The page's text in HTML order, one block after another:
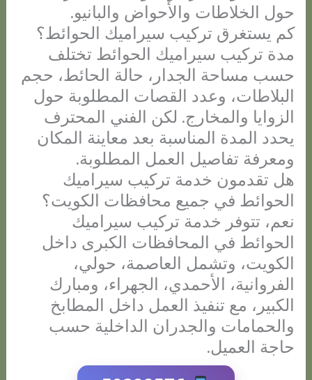
حول الخلاطات والأحواض والبانيو.
كم يستغرق تركيب سيراميك الحوائط؟
مدة تركيب سيراميك الحوائط تختلف
حسب مساحة الجدار، حالة الحائط، حجم
البلاطات، وعدد القصات المطلوبة حول
الزوايا والمخارج. لكن الفني المحترف
يحدد المدة المناسبة بعد معاينة المكان
ومعرفة تفاصيل العمل المطلوبة.
هل تقدمون خدمة تركيب سيراميك
الحوائط في جميع محافظات الكويت؟
نعم، تتوفر خدمة تركيب سيراميك
الحوائط في المحافظات الكبرى داخل
الكويت، وتشمل العاصمة، حولي،
الفروانية، الأحمدي، الجهراء، ومبارك
الكبير، مع تنفيذ العمل داخل المطابخ
والحمامات والجدران الداخلية حسب
حاجة العميل.